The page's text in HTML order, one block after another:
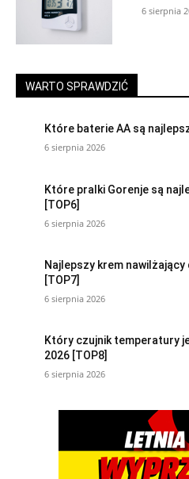
6 sierpnia
WARTO SPRAWDZIĆ
Które baterie AA są
6 sierpnia 2026
Które pralki Gorenje są
[TOP6]
6 sierpnia 2026
Najlepszy krem
[TOP7]
6 sierpnia 2026
Który czujnik temperatury
2026 [TOP8]
6 sierpnia 2026